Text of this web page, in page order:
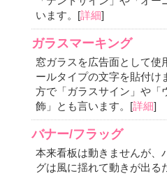
います。[詳細]
ガラスマーキング
窓ガラスを広告面として使
ールタイプの文字を貼付け
方で「ガラスサイン」や「
飾」とも言います。[詳細]
バナー/フラッグ
本来看板は動きませんが、
グは風に揺れて動きが出る